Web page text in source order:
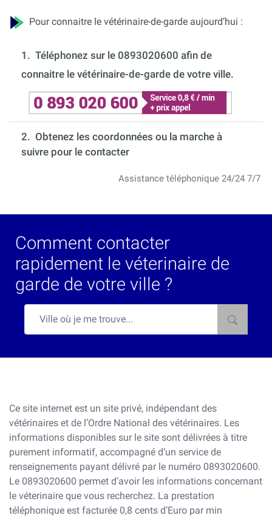
Pour connaitre le vétérinaire-de-garde aujourd’hui :
1. Téléphonez sur le 0893020600 afin de
connaitre le vétérinaire-de-garde de votre ville.
2. Obtenez les coordonnées ou la marche à
suivre pour le contacter
Assistance téléphonique 24/24 7/7
Comment contacter
rapidement le véterinaire de
garde de votre ville ?
Ce site internet est un site privé, indépendant des
vétérinaires et de l’Ordre National des vétérinaires. Les
informations disponibles sur le site sont délivrées à titre
purement informatif, accompagné d’un service de
renseignements payant délivré par le numéro 0893020600.
Le 0893020600 permet d’avoir les informations concernant
le véterinaire que vous recherchez. La prestation
téléphonique est facturée 0,8 cents d’Euro par min